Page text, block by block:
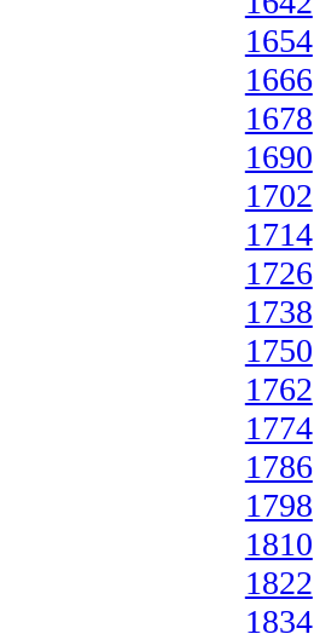
1654
1666
1678
1690
1702
1714
1726
1738
1750
1762
1774
1786
1798
1810
1822
1834